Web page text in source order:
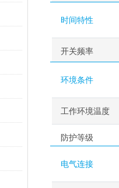
时间特性
开关频率
环境条件
工作环境温度
防护等级
电气连接